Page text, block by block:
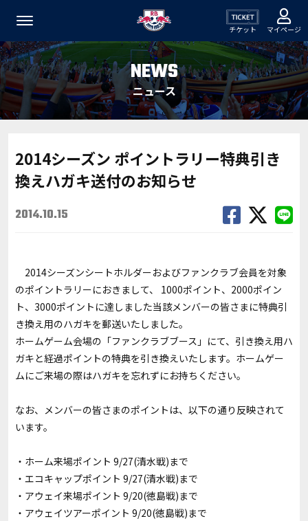
チケット マイページ
NEWS
ニュース
2014シーズン ポイントラリー特典引き
換えハガキ送付のお知らせ
2014.10.15
2014シーズンシートホルダーおよびファンクラブ会員を対象
のポイントラリーにおきまして、 1000ポイント、2000ポイン
ト、3000ポイントに達しました当該メンバーの皆さまに特典引
き換え用のハガキを郵送いたしました。
ホームゲーム会場の「ファンクラブブース」にて、引き換え用ハ
ガキと経過ポイントの特典を引き換えいたします。ホームゲー
ムにご来場の際はハガキを忘れずにお持ちください。
なお、メンバーの皆さまのポイントは、以下の通り反映されて
います。
・ホーム来場ポイント 9/27(清水戦)まで
・エコキャップポイント 9/27(清水戦)まで
・アウェイ来場ポイント 9/20(徳島戦)まで
・アウェイツアーポイント 9/20(徳島戦)まで